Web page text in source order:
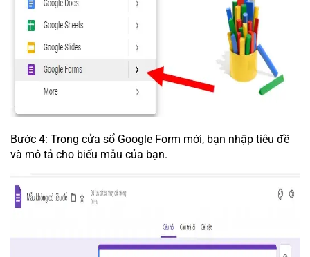
Bước 4: Trong cửa sổ Google Form mới, bạn nhập tiêu đề
và mô tả cho biểu mẫu của bạn.